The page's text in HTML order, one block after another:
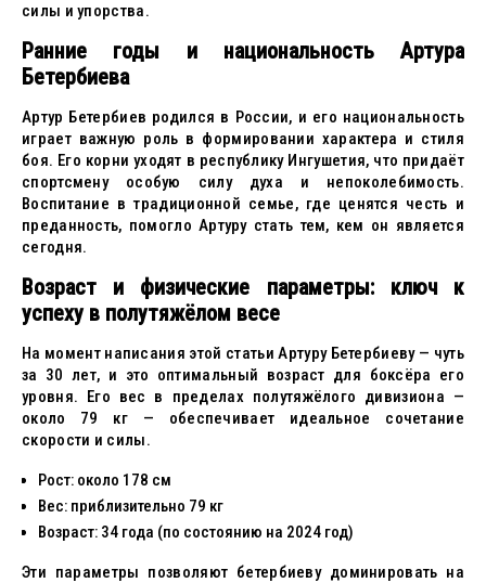
силы и упорства.
Ранние годы и национальность Артура
Бетербиева
Артур Бетербиев родился в России, и его национальность
играет важную роль в формировании характера и стиля
боя. Его корни уходят в республику Ингушетия, что придаёт
спортсмену особую силу духа и непоколебимость.
Воспитание в традиционной семье, где ценятся честь и
преданность, помогло Артуру стать тем, кем он является
сегодня.
Возраст и физические параметры: ключ к
успеху в полутяжёлом весе
На момент написания этой статьи Артуру Бетербиеву — чуть
за 30 лет, и это оптимальный возраст для боксёра его
уровня. Его вес в пределах полутяжёлого дивизиона —
около 79 кг — обеспечивает идеальное сочетание
скорости и силы.
Рост: около 178 см
Вес: приблизительно 79 кг
Возраст: 34 года (по состоянию на 2024 год)
Эти параметры позволяют бетербиеву доминировать на